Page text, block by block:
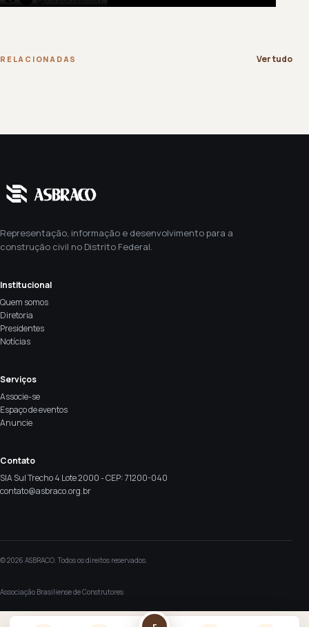
RELACIONADAS Ver tudo
Representação, informação e desenvolvimento para a
construção civil no Distrito Federal.
Institucional
Quem somos
Diretoria
Presidentes
Notícias
Serviços
Associe-se
Espaço de eventos
Anuncie
Contato
SIA Sul Trecho 4 Lote 2000 - CEP: 71200-040
contato@asbraco.org.br
© 2026 ASBRACO. Todos os direitos reservados.
Associação Brasiliense de Construtores